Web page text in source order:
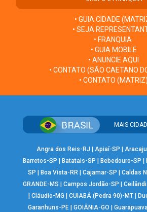
• GUIA CIDADE
• SEJA
• FRANQUIA
• GUIA MOBILE
• ANUNCIE AQUI
• CONTATO (SÃO CAETANO
• CONTATO (MATRIZ)
MAIS
Angra dos Reis-RJ Apiaí-SP
Barretos-SP
Batatais-SP Bebedouro-SP
SP
Boa Vista-RR |Cajamar-SP |Caldas
GRANDE-MS
Campos Jordão-SP
Cláudio-MG CUIABÁ (Pedra 90)-MT|
Garanhuns-PE |GOIÂNIA-GO |